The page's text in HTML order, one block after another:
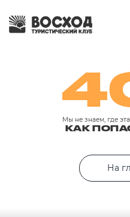
Мы не знаем, где
КАК
На